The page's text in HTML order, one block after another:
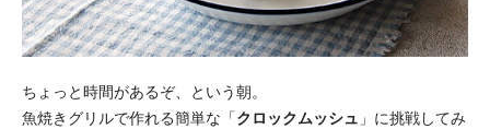
ちょっと時間があるぞ、という朝。
魚焼きグリルで作れる簡単な「クロックムッシュ 」に挑戦してみ